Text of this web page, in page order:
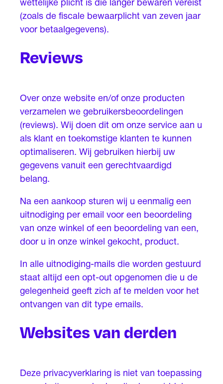
wettelijke plicht is die langer bewaren vereist
(zoals de fiscale bewaarplicht van zeven jaar
voor betaalgegevens).
Reviews
Over onze website en/of onze producten
verzamelen we gebruikersbeoordelingen
(reviews). Wij doen dit om onze service aan u
als klant en toekomstige klanten te kunnen
optimaliseren. Wij gebruiken hierbij uw
gegevens vanuit een gerechtvaardigd
belang.
Na een aankoop sturen wij u eenmalig een
uitnodiging per email voor een beoordeling
van onze winkel of een beoordeling van een,
door u in onze winkel gekocht, product.
In alle uitnodiging-mails die worden gestuurd
staat altijd een opt-out opgenomen die u de
gelegenheid geeft zich af te melden voor het
ontvangen van dit type emails.
Websites van derden
Deze privacyverklaring is niet van toepassing